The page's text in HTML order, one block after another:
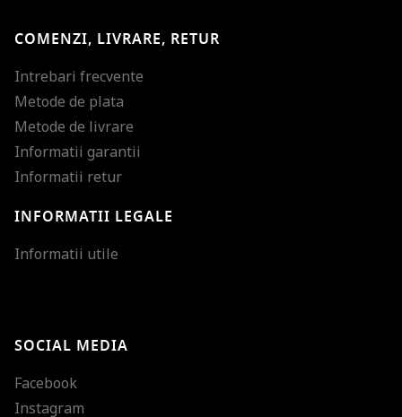
COMENZI, LIVRARE, RETUR
Intrebari frecvente
Metode de plata
Metode de livrare
Informatii garantii
Informatii retur
INFORMATII LEGALE
Informatii utile
SOCIAL MEDIA
Facebook
Instagram